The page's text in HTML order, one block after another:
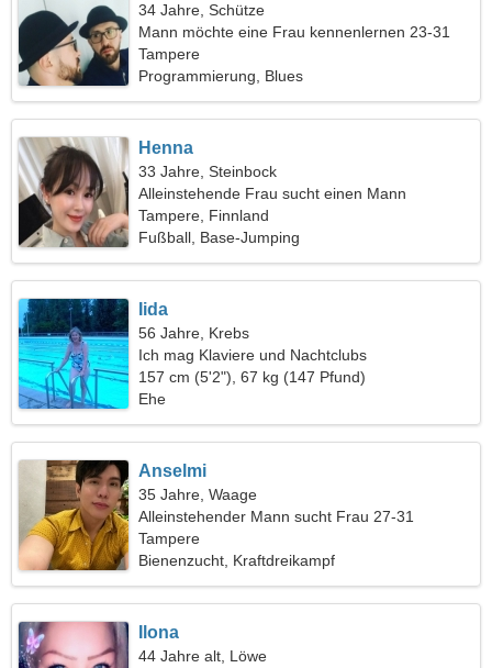
34 Jahre, Schütze
Mann möchte eine Frau kennenlernen 23-31
Tampere
Programmierung, Blues
Henna
33 Jahre, Steinbock
Alleinstehende Frau sucht einen Mann
Tampere, Finnland
Fußball, Base-Jumping
Iida
56 Jahre, Krebs
Ich mag Klaviere und Nachtclubs
157 cm (5'2"), 67 kg (147 Pfund)
Ehe
Anselmi
35 Jahre, Waage
Alleinstehender Mann sucht Frau 27-31
Tampere
Bienenzucht, Kraftdreikampf
Ilona
44 Jahre alt, Löwe